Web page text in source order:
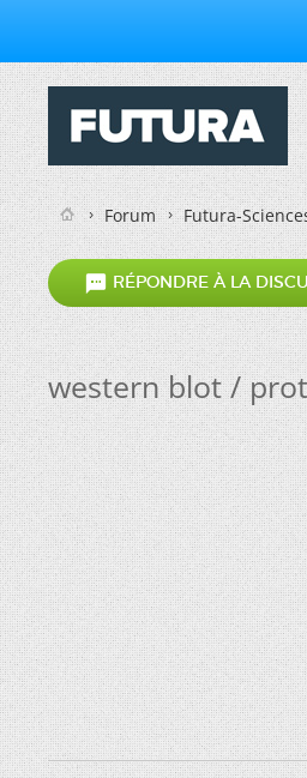
Forum Futura-
 RÉPONDRE À LA
western blot /